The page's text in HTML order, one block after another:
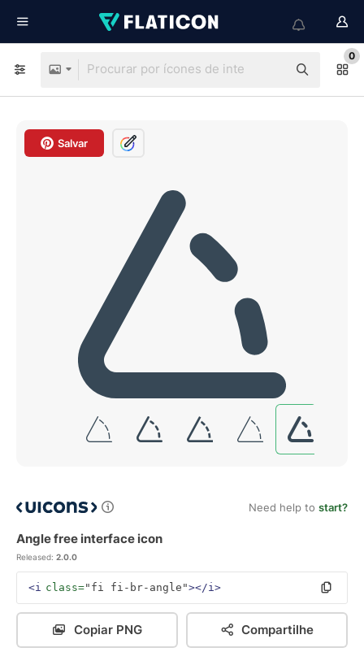
0
Salvar
Need help to start?
Angle free interface icon
Released: 2.0.0
<i class="fi fi-br-angle"></i>
Copiar PNG Compartilhe